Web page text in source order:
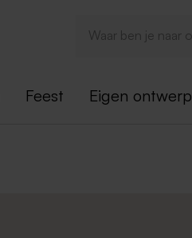
Feest Eigen ontwerp